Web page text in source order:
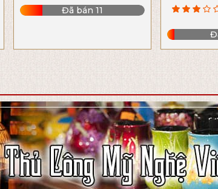
Đã bán 11